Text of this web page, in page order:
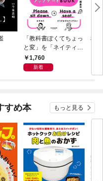
「教科書ぽくてちょっ
と変」を「ネイティヴ
みたいでなんかいい」
に変える教科書英語ア
1,760
新着
科
すめ本 もっと見る